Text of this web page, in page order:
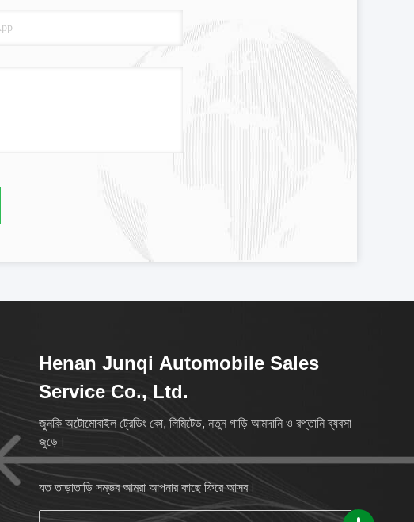
Henan Junqi Automobile Sales
Service Co., Ltd.
জুনকি অটোমোবাইল ট্রেডিং কো, লিমিটেড, নতুন গাড়ি আমদানি ও রপ্তানি ব্যবসা
জুড়ে।
যত তাড়াতাড়ি সম্ভব আমরা আপনার কাছে ফিরে আসব।